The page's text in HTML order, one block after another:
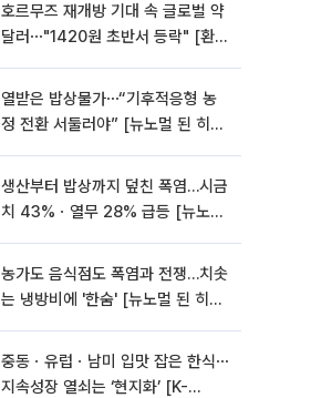
호르무즈 재개방 기대 속 글로벌 약
달러⋯"1420원 초반서 등락" [환율
열받은 밥상물가⋯“기후적응형 농
정 전환 서둘러야” [뉴노멀 된 히트
생산부터 밥상까지 덮친 폭염…시금
치 43%ㆍ열무 28% 급등 [뉴노멀
농가도 음식점도 폭염과 전쟁…치솟
는 냉방비에 '한숨' [뉴노멀 된 히트
중동ㆍ유럽ㆍ남미 입맛 잡은 한식⋯
지속성장 열쇠는 ‘현지화’ [K-